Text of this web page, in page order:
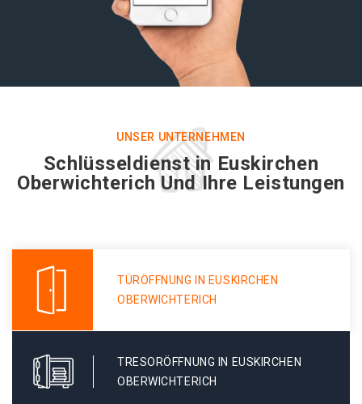
UNSER UNTERNEHMEN
Schlüsseldienst in Euskirchen
Oberwichterich Und Ihre Leistungen
TÜRÖFFNUNG IN EUSKIRCHEN
OBERWICHTERICH
TRESORÖFFNUNG IN EUSKIRCHEN
OBERWICHTERICH